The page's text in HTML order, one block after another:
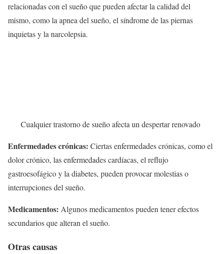
relacionadas con el sueño que pueden afectar la calidad del
mismo, como la apnea del sueño, el síndrome de las piernas
inquietas y la narcolepsia.
Cualquier trastorno de sueño afecta un despertar renovado
Enfermedades crónicas: Ciertas enfermedades crónicas, como el
dolor crónico, las enfermedades cardíacas, el reflujo
gastroesofágico y la diabetes, pueden provocar molestias o
interrupciones del sueño.
Medicamentos: Algunos medicamentos pueden tener efectos
secundarios que alteran el sueño.
Otras causas